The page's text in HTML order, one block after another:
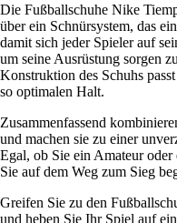
Die Fußballschuhe Nike
über ein Schnürsystem, das
damit sich jeder Spieler auf
um seine Ausrüstung sorgen
Konstruktion des Schuhs
so optimalen Halt.
Zusammenfassend
und machen sie zu einer
Egal, ob Sie ein Amateur
Sie auf dem Weg zum Sieg
Greifen Sie zu den
und heben Sie Ihr Spiel auf